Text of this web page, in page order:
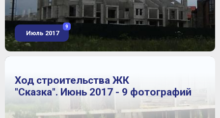
Июль 2017
9
Ход строительства ЖК
"Сказка". Июнь 2017 - 9 фотографий